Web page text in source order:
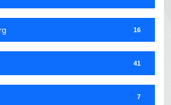
16
41
7